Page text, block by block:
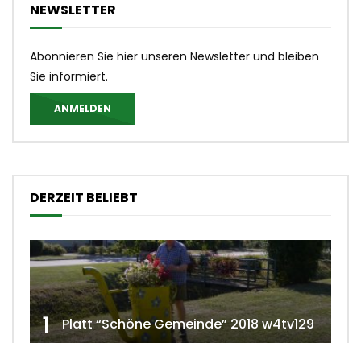
NEWSLETTER
Abonnieren Sie hier unseren Newsletter und bleiben
Sie informiert.
ANMELDEN
DERZEIT BELIEBT
1 Platt “Schöne Gemeinde” 2018 w4tv129